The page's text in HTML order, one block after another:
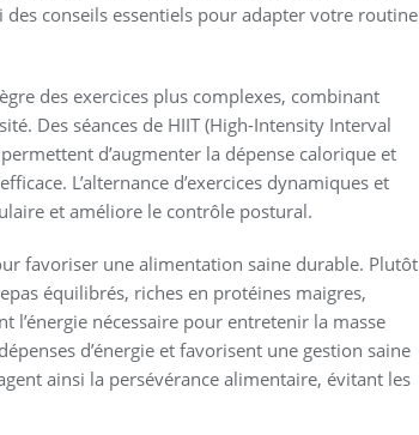
conseils essentiels pour adapter votre routine
des exercices plus complexes, combinant
Des séances de HIIT (High-Intensity Interval
d’augmenter la dépense calorique et
L’alternance d’exercices dynamiques et
et améliore le contrôle postural.
favoriser une alimentation saine durable. Plutôt
équilibrés, riches en protéines maigres,
l’énergie nécessaire pour entretenir la masse
d’énergie et favorisent une gestion saine
ainsi la persévérance alimentaire, évitant les